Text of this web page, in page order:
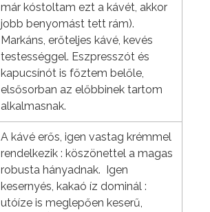
már kóstoltam ezt a kávét, akkor
jobb benyomást tett rám).
Markáns, erőteljes kávé, kevés
testességgel. Eszpresszót és
kapucsínót is főztem belőle,
elsősorban az előbbinek tartom
alkalmasnak.
A kávé erős, igen vastag krémmel
rendelkezik : köszönettel a magas
robusta hányadnak. Igen
kesernyés, kakaó íz dominál :
utóíze is meglepően keserű,